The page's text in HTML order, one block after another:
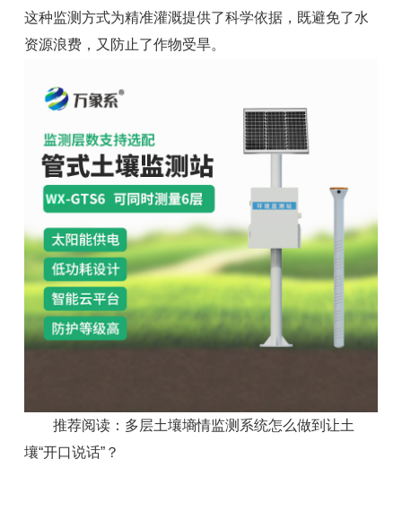
这种监测方式为精准灌溉提供了科学依据，既避免了水
资源浪费，又防止了作物受旱。
推荐阅读： 多层土壤墒情监测系统怎么做到让土
壤“开口说话”？